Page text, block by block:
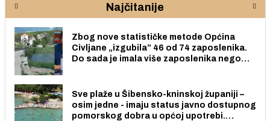
Najčitanije
Zbog nove statističke metode Općina
Civljane „izgubila” 46 od 74 zaposlenika.
Do sada je imala više zaposlenika nego
Sve plaže u Šibensko-kninskoj županiji –
osim jedne - imaju status javno dostupnog
pomorskog dobra u općoj upotrebi.